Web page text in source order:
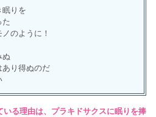
眠りを
た
のように！
ぬ
あり得ぬのだ
る理由は、プラキドサクスに眠りを捧